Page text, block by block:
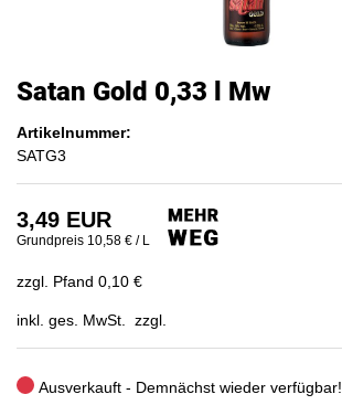
Satan Gold 0,33 l Mw
Artikelnummer:
SATG3
3,49 EUR
Grundpreis 10,58 € / L
zzgl. Pfand 0,10 €
inkl. ges. MwSt. zzgl.
Ausverkauft - Demnächst wieder verfügbar!